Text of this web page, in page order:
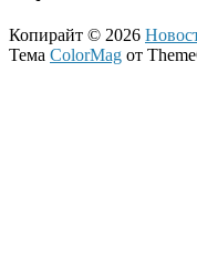
Копирайт © 2026
Тема ColorMag от